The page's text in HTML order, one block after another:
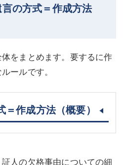
の方式＝作成方法
をまとめます。要するに作
ールです。
作成方法（概要）
人の欠格事由についての細